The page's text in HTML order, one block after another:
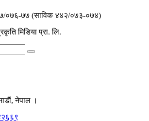
०७६-७७ (साविक ४४२/०७३-०७४)
मिडिया प्रा. लि.
नेपाल ।